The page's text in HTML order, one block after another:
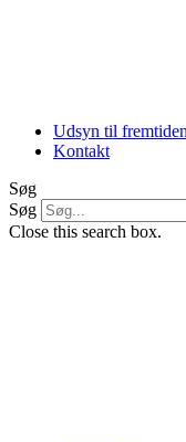
Udsyn til fremtiden
Kontakt
Søg
Søg
Close this search box.